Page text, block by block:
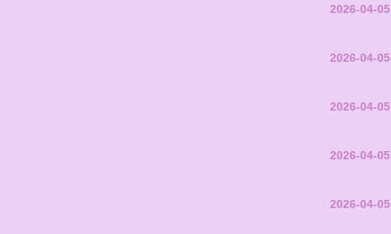
2026-04-05
2026-04-05
2026-04-05
2026-04-05
2026-04-05